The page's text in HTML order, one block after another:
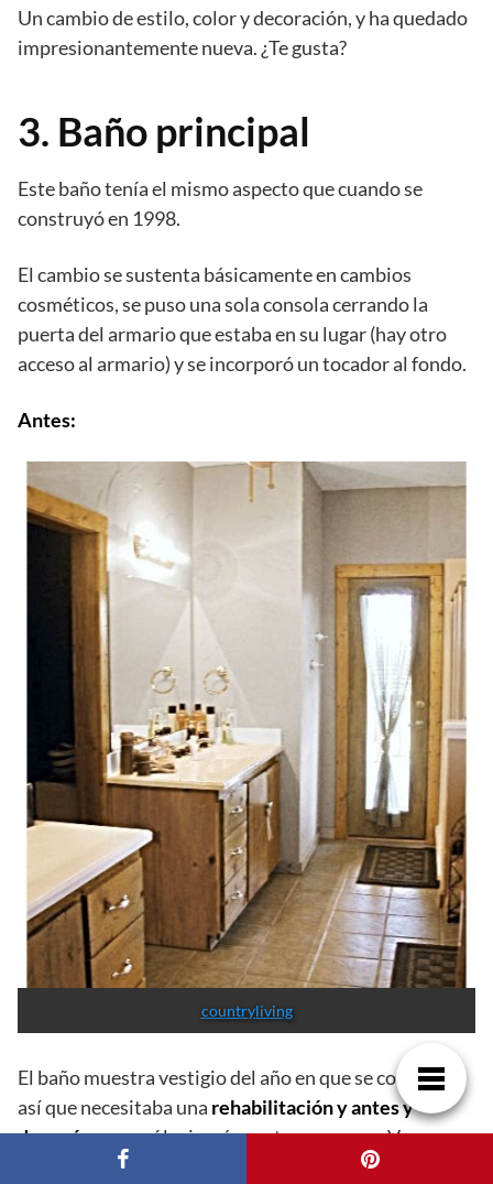
Un cambio de estilo, color y decoración, y ha quedado
impresionantemente nueva. ¿Te gusta?
3. Baño principal
Este baño tenía el mismo aspecto que cuando se
construyó en 1998.
El cambio se sustenta básicamente en cambios
cosméticos, se puso una sola consola cerrando la
puerta del armario que estaba en su lugar (hay otro
acceso al armario) y se incorporó un tocador al fondo.
Antes:
countryliving
El baño muestra vestigio del año en que se construyó
así que necesitaba una rehabilitación y antes y
despuéspara así lucir más contemporaneo. Veamos.